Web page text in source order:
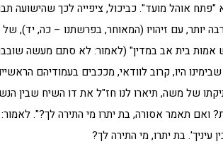
אוהל מועד". כביכול, ציפייה לכך שהישועה
יותר, עם זיהויו (המאוחר, בפרשתנו – כה, יד),
אמות בית אב במדין" (לאמור: לא סתם מעשה
היו, קרוב לוודאי, מככבים בעמודיהם
של משה, תיארו לנו חז"ל את דו השיח שבין
ואם תאמר אסורה, בת יתרו מי התירה לך?".
עיניך'. בת יתרו, מי התירה לך?